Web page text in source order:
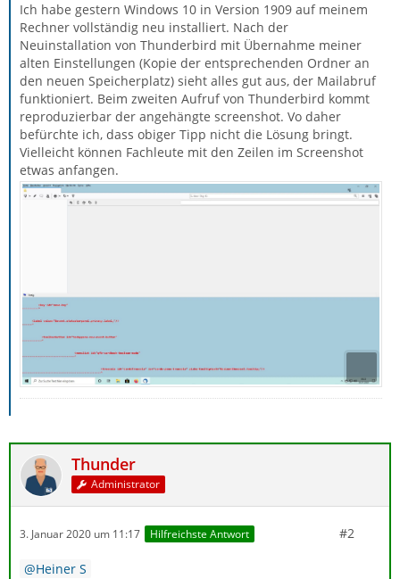
Ich habe gestern Windows 10 in Version 1909 auf meinem
Rechner vollständig neu installiert. Nach der
Neuinstallation von Thunderbird mit Übernahme meiner
alten Einstellungen (Kopie der entsprechenden Ordner an
den neuen Speicherplatz) sieht alles gut aus, der Mailabruf
funktioniert. Beim zweiten Aufruf von Thunderbird kommt
reproduzierbar der angehängte screenshot. Vo daher
befürchte ich, dass obiger Tipp nicht die Lösung bringt.
Vielleicht können Fachleute mit den Zeilen im Screenshot
etwas anfangen.
Thunder
Administrator
3. Januar 2020 um 11:17 Hilfreichste Antwort #2
Heiner S